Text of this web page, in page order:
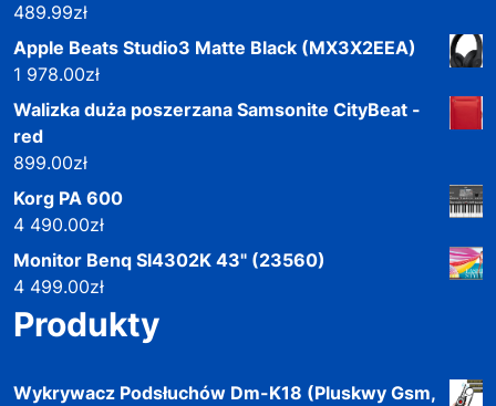
489.99zł
Apple Beats Studio3 Matte Black (MX3X2EEA)
1 978.00zł
Walizka duża poszerzana Samsonite CityBeat -
red
899.00zł
Korg PA 600
4 490.00zł
Monitor Benq Sl4302K 43" (23560)
4 499.00zł
Produkty
Wykrywacz Podsłuchów Dm-K18 (Pluskwy Gsm,